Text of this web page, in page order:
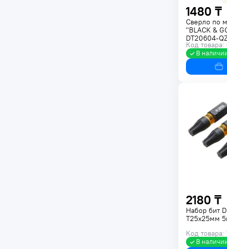
1480 ₸
Сверло по
"BLACK &
DT20604-
Код товара:
В
2180 ₸
Набор бит
Т25х25мм
Код товара:
В